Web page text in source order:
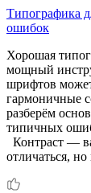
Типографика
ошибок
Хорошая
мощный
шрифтов
гармоничные
разберём
типичных
Контраст —
отличаться,